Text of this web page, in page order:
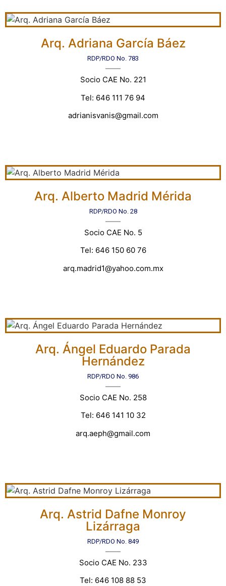
Arq. Adriana García Báez
RDP/RDO No. 783
Socio CAE No. 221
Tel: 646 111 76 94
adrianisvanis@gmail.com
Arq. Alberto Madrid Mérida
RDP/RDO No. 28
Socio CAE No. 5
Tel: 646 150 60 76
arq.madrid1@yahoo.com.mx
Arq. Ángel Eduardo Parada
Hernández
RDP/RDO No. 986
Socio CAE No. 258
Tel: 646 141 10 32
arq.aeph@gmail.com
Arq. Astrid Dafne Monroy
Lizárraga
RDP/RDO No. 849
Socio CAE No. 233
Tel: 646 108 88 53